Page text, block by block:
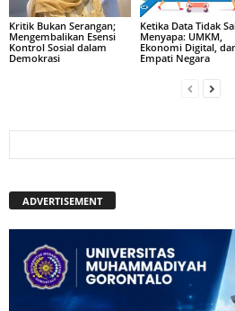
Kritik Bukan Serangan;
Mengembalikan Esensi
Kontrol Sosial dalam
Demokrasi
Ketika Data Tidak
Menyapa: UMKM,
Ekonomi Digital,
Empati Negara
ADVERTISEMENT